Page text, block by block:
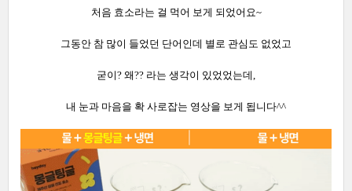
처음 효소라는 걸 먹어 보게 되었어요~
그동안 참 많이 들었던 단어인데 별로 관심도 없었고
굳이? 왜?? 라는 생각이 있었었는데,
내 눈과 마음을 확 사로잡는 영상을 보게 됩니다^^